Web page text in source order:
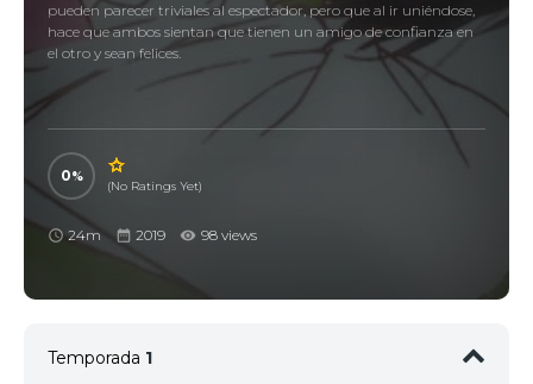
pueden parecer triviales al espectador, pero que al ir uniéndose,
hace que ambos sientan que tienen un amigo de confianza en
el otro y sean felices.
0
(No Ratings Yet)
24m 2019 98 views
Temporada 1